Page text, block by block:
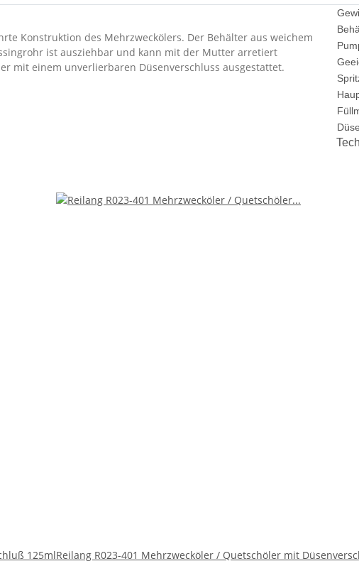
Konstruktion des Mehrzweckölers. Der Behälter aus weichem
ist ausziehbar und kann mit der Mutter arretiert
mit einem unverlierbaren Düsenverschluss ausgestattet.
125mlReilang R023-401 Mehrzwecköler / Quetschöler mit